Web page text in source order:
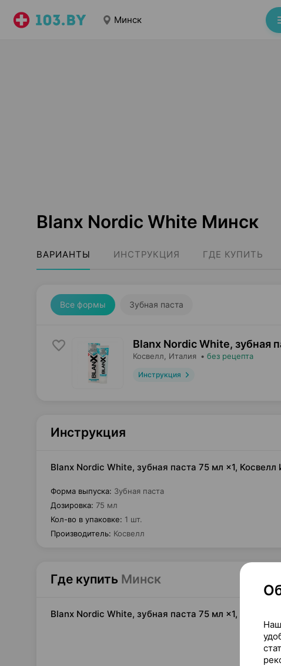
Минск
Blanx Nordic White Минск
ВАРИАНТЫ ИНСТРУКЦИЯ ГДЕ КУПИТЬ
Все формы Зубная паста
Blanx Nordic White, зубная
Косвелл , Италия • без рецепта
Инструкция
Инструкция
Blanx Nordic White, зубная паста 75 мл ×1, Косвелл
Форма выпуска: Зубная паста
Дозировка: 75 мл
Кол-во в упаковке: 1 шт.
Производитель: Косвелл
Где купить Минск
Blanx Nordic White, зубная паста 75 мл ×1, Косвелл